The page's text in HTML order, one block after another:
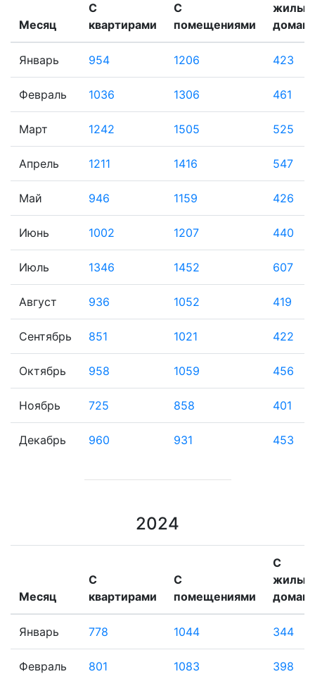
Месяц
С
квартирами
С
помещениями
Январь 954 1206 423
Февраль 1036 1306 461
Март 1242 1505 525
Апрель 1211 1416 547
Май 946 1159 426
Июнь 1002 1207 440
Июль 1346 1452 607
Август 936 1052 419
Сентябрь 851 1021 422
Октябрь 958 1059 456
Ноябрь 725 858 401
Декабрь 960 931 453
2024
Месяц
С
квартирами
С
помещениями
С
Январь 778 1044 344
Февраль 801 1083 398